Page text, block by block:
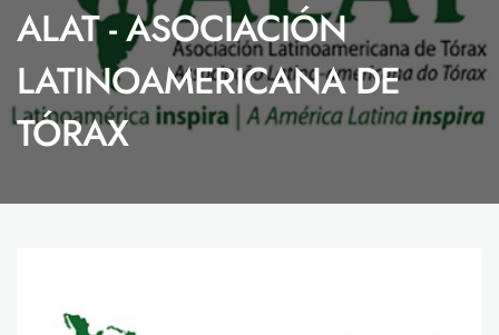
ALAT - ASOCIACIÓN
LATINOAMERICANA DE
TÓRAX